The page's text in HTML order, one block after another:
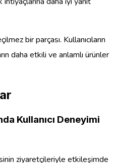
bir parçası. Kullanıcıların
daha etkili ve anlamlı ürünler
Kullanıcı Deneyimi
ziyaretçileriyle etkileşimde